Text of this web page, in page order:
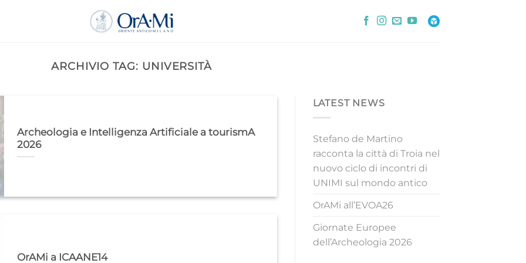
ARCHIVIO TAG: UNIVERSITÀ
Archeologia e Intelligenza Artificiale a tourismA
2026
OrAMi a ICAANE14
LATEST NEWS
Stefano de Martino
racconta la città di Troia nel
nuovo ciclo di incontri di
UNIMI sul mondo antico
OrAMi all’EVOA26
Giornate Europee
dell’Archeologia 2026